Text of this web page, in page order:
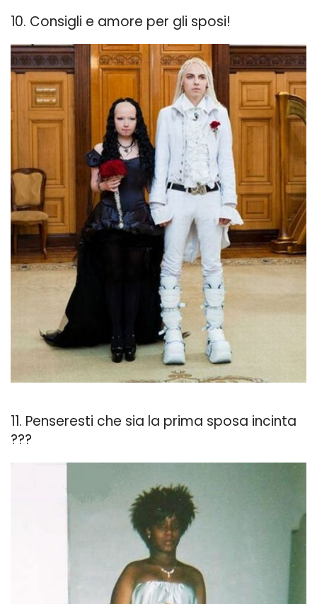
10. Consigli e amore per gli sposi!
11. Penseresti che sia la prima sposa incinta
???